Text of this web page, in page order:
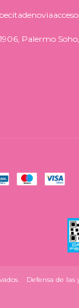
Palermo
Defensa de las